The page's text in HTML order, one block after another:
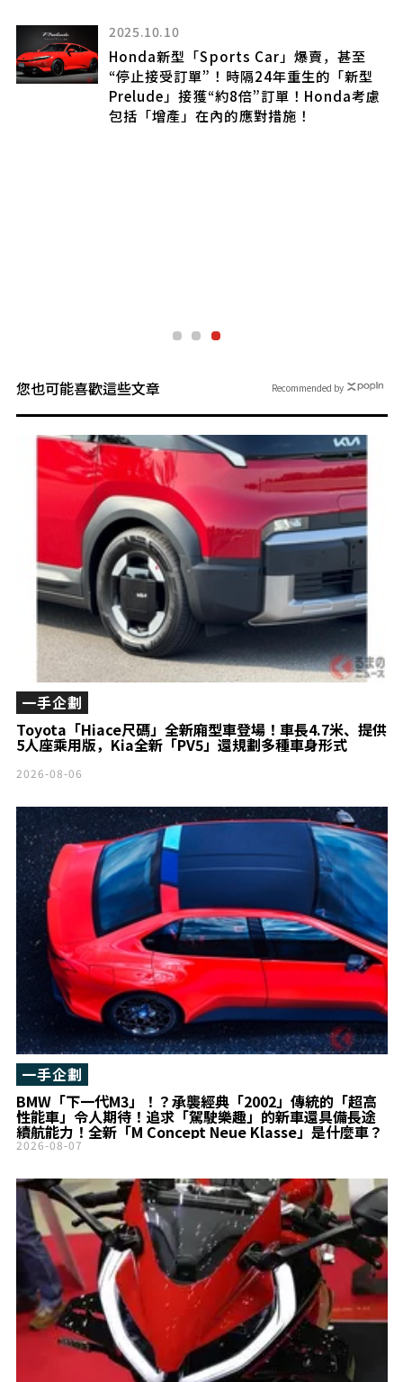
2025.10.10
Honda新型「Sports Car」爆賣，甚至
“停止接受訂單”！時隔24年重生的「新型
Prelude」接獲“約8倍”訂單！Honda考慮
包括「增產」在內的應對措施！
您也可能喜歡這些文章
Toyota「Hiace尺碼」全新廂型車登場！車長4.7米、提供
5人座乘用版，Kia全新「PV5」還規劃多種車身形式
一手企劃
2026-08-06
BMW「下一代M3」！？承襲經典「2002」傳統的「超高
性能車」令人期待！追求「駕駛樂趣」的新車還具備長途
續航能力！全新「M Concept Neue Klasse」是什麼車？
一手企劃
2026-08-07
Recommended by